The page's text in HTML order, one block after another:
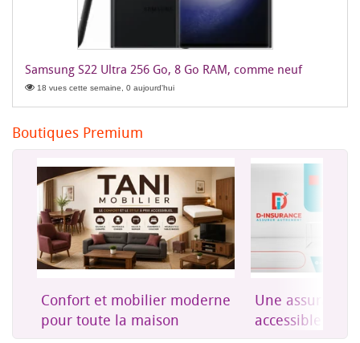
Samsung S22 Ultra 256 Go, 8 Go RAM, comme neuf
18 vues cette semaine, 0 aujourd'hui
Boutiques Premium
Confort et mobilier moderne
pour toute la maison
Une
accessible à